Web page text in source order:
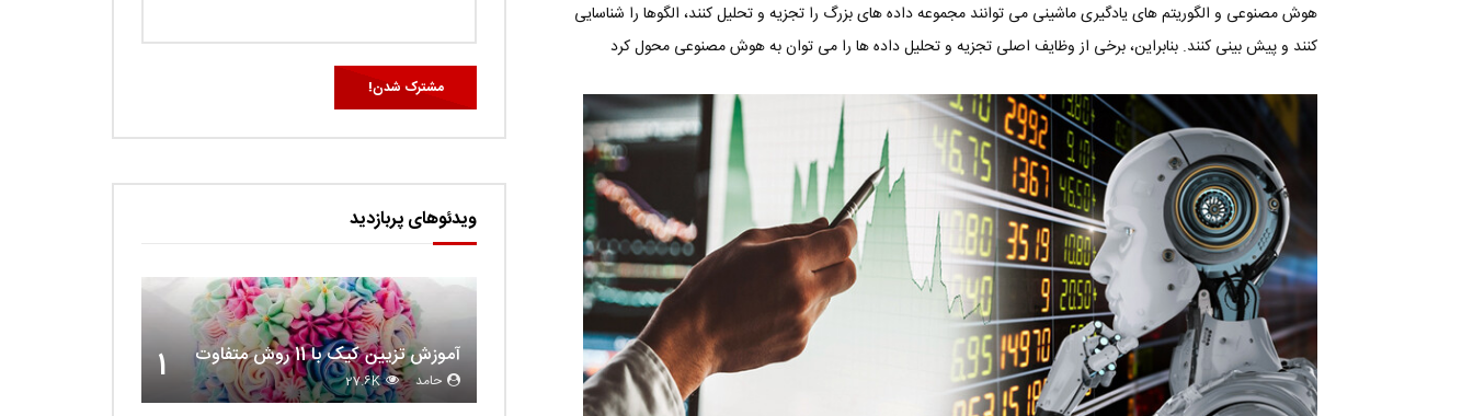
هوش مصنوعی و الگوریتم های یادگیری ماشینی می توانند مجموعه داده های بزرگ را تجزیه و تحلیل کنند، الگوها را شناسایی
کنند و پیش بینی کنند. بنابراین، برخی از وظایف اصلی تجزیه و تحلیل داده ها را می توان به هوش مصنوعی محول کرد
ویدئوهای پربازدید
1 آموزش تزیین کیک با 11 روش متفاوت
حامد 27.6K